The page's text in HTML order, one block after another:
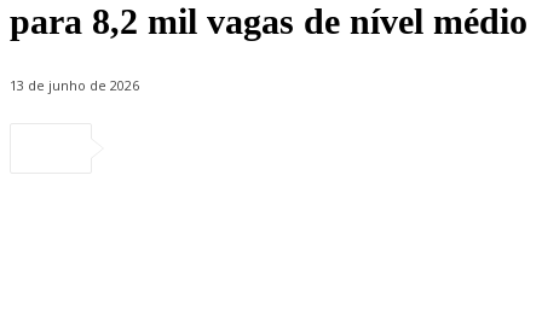
para 8,2 mil vagas de nível médio
13 de junho de 2026